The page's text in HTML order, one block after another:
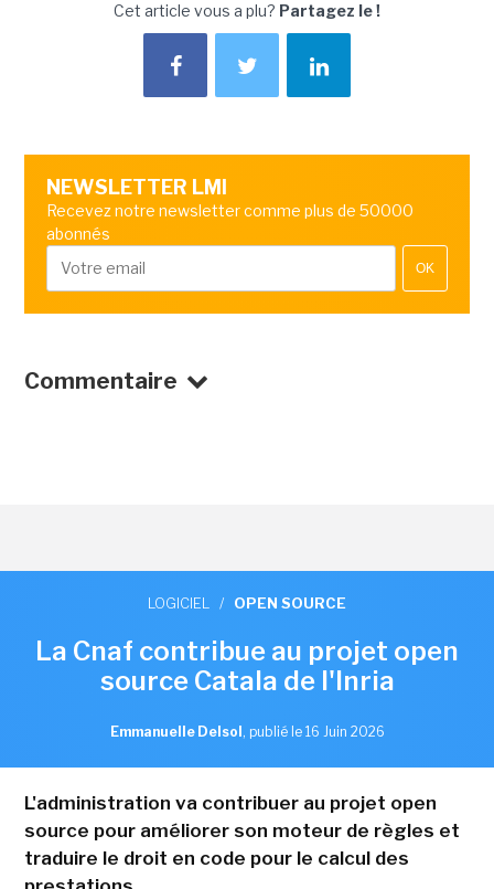
Cet article vous a plu? Partagez le !
NEWSLETTER LMI
Recevez notre newsletter comme plus de 50000
abonnés
OK
Commentaire
LOGICIEL / OPEN SOURCE
La Cnaf contribue au projet open
source Catala de l'Inria
Emmanuelle Delsol , publié le 16 Juin 2026
L'administration va contribuer au projet open
source pour améliorer son moteur de règles et
traduire le droit en code pour le calcul des